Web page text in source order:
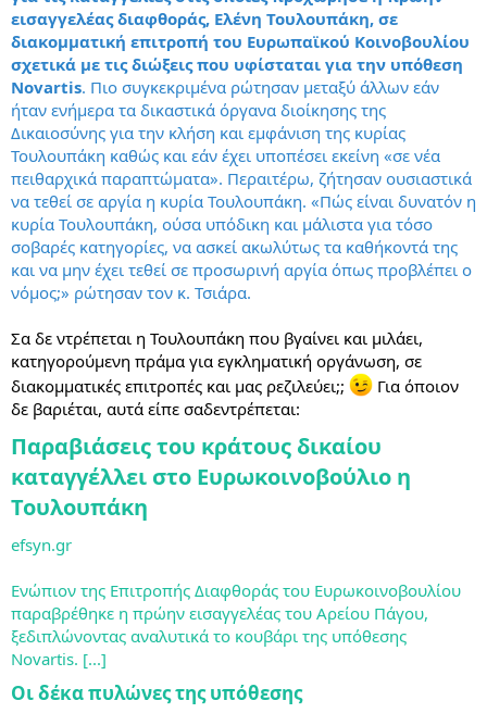
εισαγγελέας διαφθοράς, Ελένη Τουλουπάκη, σε
διακομματική επιτροπή του Ευρωπαϊκού Κοινοβουλίου
σχετικά με τις διώξεις που υφίσταται για την υπόθεση
Novartis. Πιο συγκεκριμένα ρώτησαν μεταξύ άλλων εάν
ήταν ενήμερα τα δικαστικά όργανα διοίκησης της
Δικαιοσύνης για την κλήση και εμφάνιση της κυρίας
Τουλουπάκη καθώς και εάν έχει υποπέσει εκείνη «σε νέα
πειθαρχικά παραπτώματα». Περαιτέρω, ζήτησαν ουσιαστικά
να τεθεί σε αργία η κυρία Τουλουπάκη. «Πώς είναι δυνατόν η
κυρία Τουλουπάκη, ούσα υπόδικη και μάλιστα για τόσο
σοβαρές κατηγορίες, να ασκεί ακωλύτως τα καθήκοντά της
και να μην έχει τεθεί σε προσωρινή αργία όπως προβλέπει ο
νόμος;» ρώτησαν τον κ. Τσιάρα.
Σα δε ντρέπεται η Τουλουπάκη που βγαίνει και μιλάει,
κατηγορούμενη πράμα για εγκληματική οργάνωση, σε
διακομματικές επιτροπές και μας ρεζιλεύει;;
Για όποιον
δε βαριέται, αυτά είπε σαδεντρέπεται:
Παραβιάσεις του κράτους δικαίου
καταγγέλλει στο Ευρωκοινοβούλιο η
Τουλουπάκη
efsyn.gr
Ενώπιον της Επιτροπής Διαφθοράς του Ευρωκοινοβουλίου
παραβρέθηκε η πρώην εισαγγελέας του Αρείου Πάγου,
ξεδιπλώνοντας αναλυτικά το κουβάρι της υπόθεσης
Novartis. [...]
Οι δέκα πυλώνες της υπόθεσης